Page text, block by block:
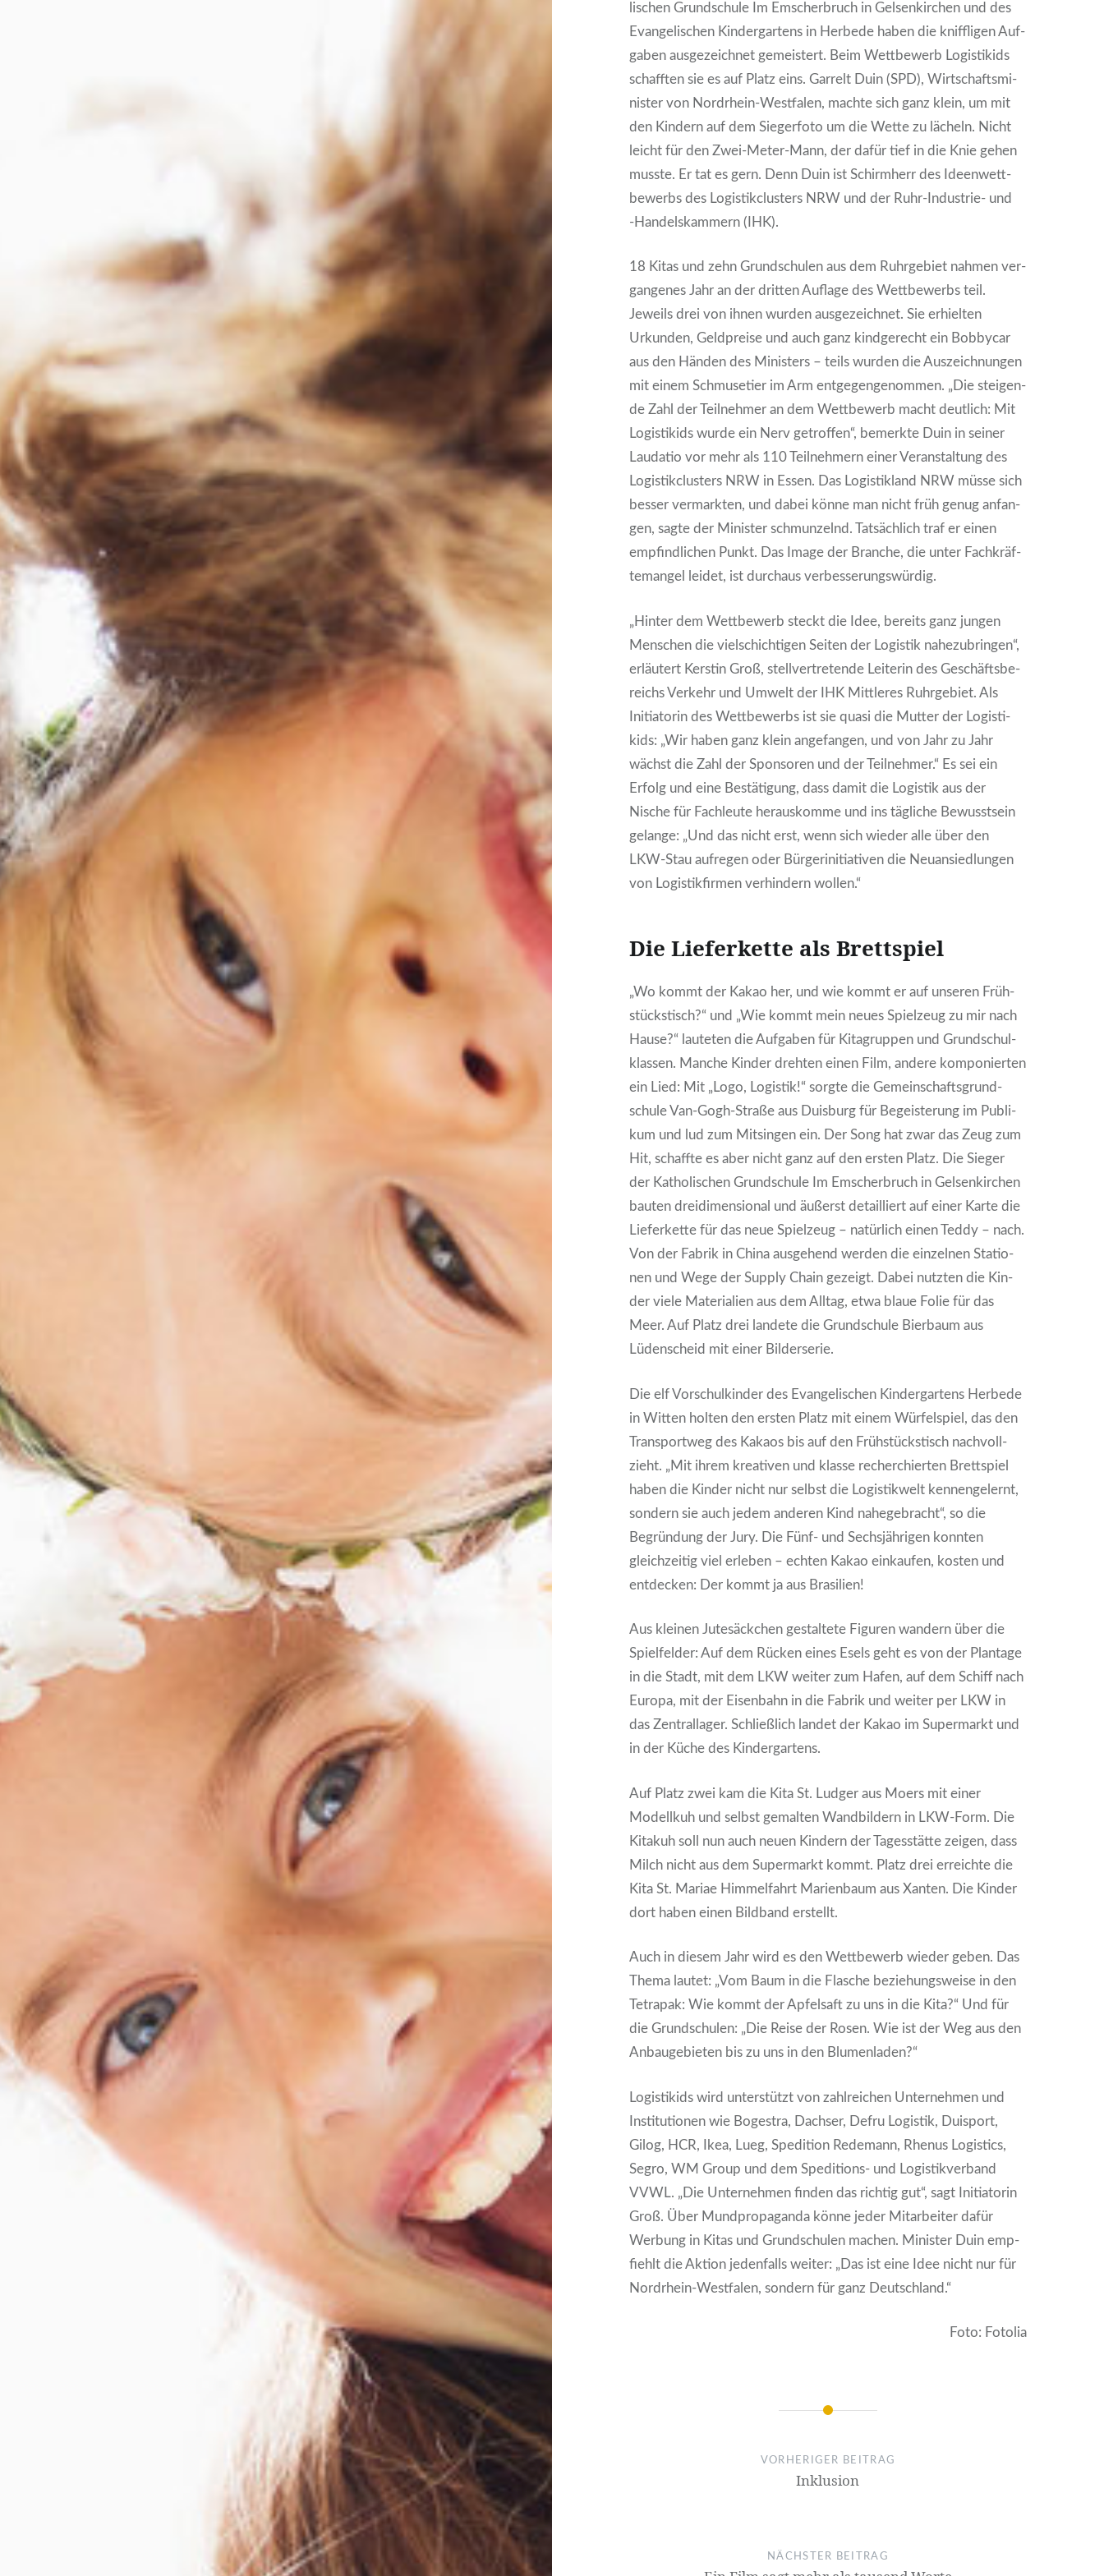
li­schen Grund­schu­le Im Emscher­bruch in Gel­sen­kir­chen und des
Evan­ge­li­schen Kin­der­gar­tens in Her­be­de haben die kniff­li­gen Auf­
ga­ben aus­ge­zeich­net gemeis­tert. Beim Wett­be­werb Logis­ti­kids
schaff­ten sie es auf Platz eins. Garr­elt Duin (SPD), Wirt­schafts­mi­
nis­ter von Nord­rhein-West­fa­len, mach­te sich ganz klein, um mit
den Kin­dern auf dem Sie­ger­fo­to um die Wet­te zu lächeln. Nicht
leicht für den Zwei-Meter-Mann, der dafür tief in die Knie gehen
muss­te. Er tat es gern. Denn Duin ist Schirm­herr des Ideen­wett­
be­werbs des Logis­tik­clus­ters NRW und der Ruhr-Indus­trie- und
‑Han­dels­kam­mern (IHK).
18 Kitas und zehn Grund­schu­len aus dem Ruhr­ge­biet nah­men ver­
gan­ge­nes Jahr an der drit­ten Auf­la­ge des Wett­be­werbs teil.
Jeweils drei von ihnen wur­den aus­ge­zeich­net. Sie erhiel­ten
Urkun­den, Geld­prei­se und auch ganz kind­ge­recht ein Bob­by­car
aus den Hän­den des Minis­ters – teils wur­den die Aus­zeich­nun­gen
mit einem Schmu­se­tier im Arm ent­ge­gen­ge­nom­men. „Die stei­gen­
de Zahl der Teil­neh­mer an dem Wett­be­werb macht deut­lich: Mit
Logis­ti­kids wur­de ein Nerv getrof­fen“, bemerk­te Duin in sei­ner
Lau­da­tio vor mehr als 110 Teil­neh­mern einer Ver­an­stal­tung des
Logis­tik­clus­ters NRW in Essen. Das Logis­tik­land NRW müs­se sich
bes­ser ver­mark­ten, und dabei kön­ne man nicht früh genug anfan­
gen, sag­te der Minis­ter schmun­zelnd. Tat­säch­lich traf er einen
emp­find­li­chen Punkt. Das Image der Bran­che, die unter Fach­kräf­
te­man­gel lei­det, ist durch­aus ver­bes­se­rungs­wür­dig.
„Hin­ter dem Wett­be­werb steckt die Idee, bereits ganz jun­gen
Men­schen die viel­schich­ti­gen Sei­ten der Logis­tik nahe­zu­brin­gen“,
erläu­tert Kers­tin Groß, stell­ver­tre­ten­de Lei­te­rin des Geschäfts­be­
reichs Ver­kehr und Umwelt der IHK Mitt­le­res Ruhr­ge­biet. Als
Initia­to­rin des Wett­be­werbs ist sie qua­si die Mut­ter der Logis­ti­
kids: „Wir haben ganz klein ange­fan­gen, und von Jahr zu Jahr
wächst die Zahl der Spon­so­ren und der Teil­neh­mer.“ Es sei ein
Erfolg und eine Bestä­ti­gung, dass damit die Logis­tik aus der
Nische für Fach­leu­te her­aus­kom­me und ins täg­li­che Bewusst­sein
gelan­ge: „Und das nicht erst, wenn sich wie­der alle über den
LKW-Stau auf­re­gen oder Bür­ger­initia­ti­ven die Neu­an­sied­lun­gen
von Logis­tik­fir­men ver­hin­dern wol­len.“
Die Lie­fer­ket­te als Brett­spiel
„Wo kommt der Kakao her, und wie kommt er auf unse­ren Früh­
stücks­tisch?“ und „Wie kommt mein neu­es Spiel­zeug zu mir nach
Hau­se?“ lau­te­ten die Auf­ga­ben für Kita­grup­pen und Grund­schul­
klas­sen. Man­che Kin­der dreh­ten einen Film, ande­re kom­po­nier­ten
ein Lied: Mit „Logo, Logis­tik!“ sorg­te die Gemein­schafts­grund­
schu­le Van-Gogh-Stra­ße aus Duis­burg für Begeis­te­rung im Publi­
kum und lud zum Mit­sin­gen ein. Der Song hat zwar das Zeug zum
Hit, schaff­te es aber nicht ganz auf den ers­ten Platz. Die Sie­ger
der Katho­li­schen Grund­schu­le Im Emscher­bruch in Gel­sen­kir­chen
bau­ten drei­di­men­sio­nal und äußerst detail­liert auf einer Kar­te die
Lie­fer­ket­te für das neue Spiel­zeug – natür­lich einen Ted­dy – nach.
Von der Fabrik in Chi­na aus­ge­hend wer­den die ein­zel­nen Sta­tio­
nen und Wege der Sup­p­ly Chain gezeigt. Dabei nutz­ten die Kin­
der vie­le Mate­ria­li­en aus dem All­tag, etwa blaue Folie für das
Meer. Auf Platz drei lan­de­te die Grund­schu­le Bier­baum aus
Lüden­scheid mit einer Bil­der­se­rie.
Die elf Vor­schul­kin­der des Evan­ge­li­schen Kin­der­gar­tens Her­be­de
in Wit­ten hol­ten den ers­ten Platz mit einem Wür­fel­spiel, das den
Trans­port­weg des Kakaos bis auf den Früh­stücks­tisch nach­voll­
zieht. „Mit ihrem krea­ti­ven und klas­se recher­chier­ten Brett­spiel
haben die Kin­der nicht nur selbst die Logis­tik­welt ken­nen­ge­lernt,
son­dern sie auch jedem ande­ren Kind nahe­ge­bracht“, so die
Begrün­dung der Jury. Die Fünf- und Sechs­jäh­ri­gen konn­ten
gleich­zei­tig viel erle­ben – ech­ten Kakao ein­kau­fen, kos­ten und
ent­de­cken: Der kommt ja aus Bra­si­li­en!
Aus klei­nen Jute­säck­chen gestal­te­te Figu­ren wan­dern über die
Spiel­fel­der: Auf dem Rücken eines Esels geht es von der Plan­ta­ge
in die Stadt, mit dem LKW wei­ter zum Hafen, auf dem Schiff nach
Euro­pa, mit der Eisen­bahn in die Fabrik und wei­ter per LKW in
das Zen­tral­la­ger. Schließ­lich lan­det der Kakao im Super­markt und
in der Küche des Kin­der­gar­tens.
Auf Platz zwei kam die Kita St. Lud­ger aus Moers mit einer
Modell­kuh und selbst gemal­ten Wand­bil­dern in LKW-Form. Die
Kita­kuh soll nun auch neu­en Kin­dern der Tages­stät­te zei­gen, dass
Milch nicht aus dem Super­markt kommt. Platz drei erreich­te die
Kita St. Mariae Him­mel­fahrt Mari­en­baum aus Xan­ten. Die Kin­der
dort haben einen Bild­band erstellt.
Auch in die­sem Jahr wird es den Wett­be­werb wie­der geben. Das
The­ma lau­tet: „Vom Baum in die Fla­sche bezie­hungs­wei­se in den
Tetra­pak: Wie kommt der Apfel­saft zu uns in die Kita?“ Und für
die Grund­schu­len: „Die Rei­se der Rosen. Wie ist der Weg aus den
Anbau­ge­bie­ten bis zu uns in den Blu­men­la­den?“
Logis­ti­kids wird unter­stützt von zahl­rei­chen Unter­neh­men und
Insti­tu­tio­nen wie Boges­tra, Dach­ser, Defru Logis­tik, Dui­sport,
Gilog, HCR, Ikea, Lueg, Spe­di­ti­on Rede­mann, Rhen­us Logi­stics,
Segro, WM Group und dem Spe­di­ti­ons- und Logis­tik­ver­band
VVWL. „Die Unter­neh­men fin­den das rich­tig gut“, sagt Initia­to­rin
Groß. Über Mund­pro­pa­gan­da kön­ne jeder Mit­ar­bei­ter dafür
Wer­bung in Kitas und Grund­schu­len machen. Minis­ter Duin emp­
fiehlt die Akti­on jeden­falls wei­ter: „Das ist eine Idee nicht nur für
Nord­rhein-West­fa­len, son­dern für ganz Deutsch­land.“
Foto: Foto­lia
VORHERIGER BEITRAG
Inklu­si­on
NÄCHSTER BEITRAG